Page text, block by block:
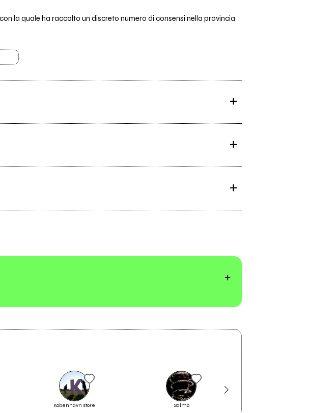
la quale ha raccolto un discreto numero di consensi nella provincia
Kobenhavn store Salmo